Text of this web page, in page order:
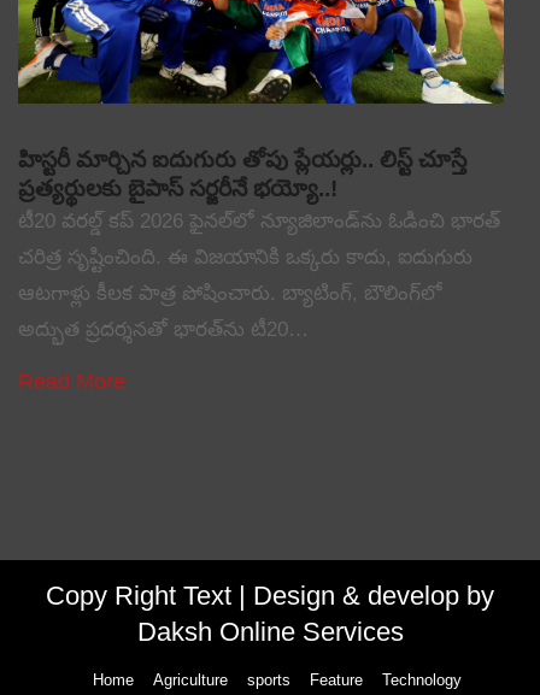
హిస్టరీ మార్చిన ఐదుగురు తోపు ప్లేయర్లు.. లిస్ట్ చూస్తే
ప్రత్యర్థులకు బైపాస్ సర్జరీనే భయ్యో..!
టీ20 వరల్డ్ కప్ 2026 ఫైనల్‌లో న్యూజిలాండ్‌ను ఓడించి భారత్
చరిత్ర సృష్టించింది. ఈ విజయానికి ఒక్కరు కాదు, ఐదుగురు
ఆటగాళ్లు కీలక పాత్ర పోషించారు. బ్యాటింగ్, బౌలింగ్‌లో
అద్భుత ప్రదర్శనతో భారత్‌ను టీ20…
Read More
Copy Right Text | Design & develop by
Daksh Online Services
Home Agriculture sports Feature Technology